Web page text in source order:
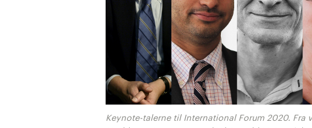
Keynote-talerne til International Forum 2020.